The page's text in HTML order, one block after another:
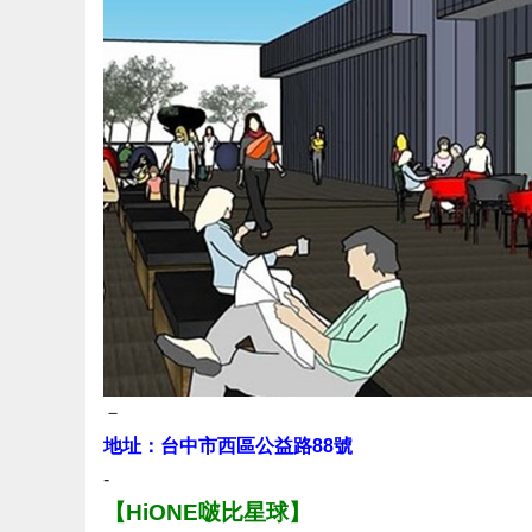
－
地址：台中市西區公益路88號
-
【HiONE啵比星球】